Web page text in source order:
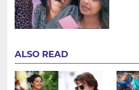
ALSO READ